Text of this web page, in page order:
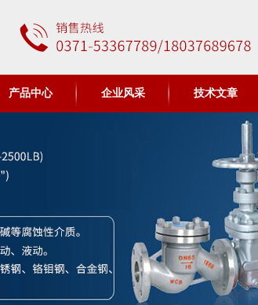
产品中心 企业风采 技术文章